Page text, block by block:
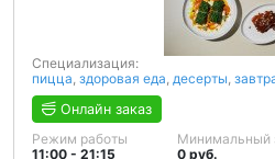
Специализация:
пицца, здоровая еда, десерты,
Онлайн заказ
Режим работы
11:00 - 21:15
Минимальный
0 руб.